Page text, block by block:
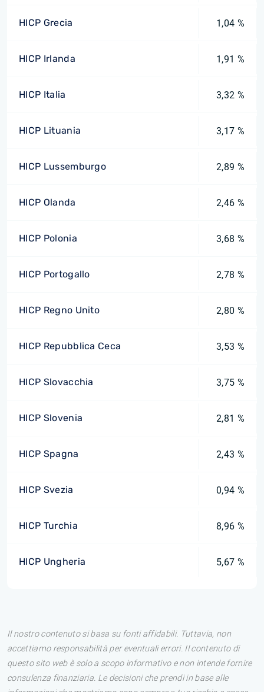
HICP Grecia 1,04 %
HICP Irlanda 1,91 %
HICP Italia 3,32 %
HICP Lituania 3,17 %
HICP Lussemburgo 2,89 %
HICP Olanda 2,46 %
HICP Polonia 3,68 %
HICP Portogallo 2,78 %
HICP Regno Unito 2,80 %
HICP Repubblica Ceca 3,53 %
HICP Slovacchia 3,75 %
HICP Slovenia 2,81 %
HICP Spagna 2,43 %
HICP Svezia 0,94 %
HICP Turchia 8,96 %
HICP Ungheria 5,67 %
Il nostro contenuto si basa su fonti affidabili. Tuttavia, non
accettiamo responsabilità per eventuali errori. Il contenuto di
questo sito web è solo a scopo informativo e non intende fornire
consulenza finanziaria. Le decisioni che prendi in base alle